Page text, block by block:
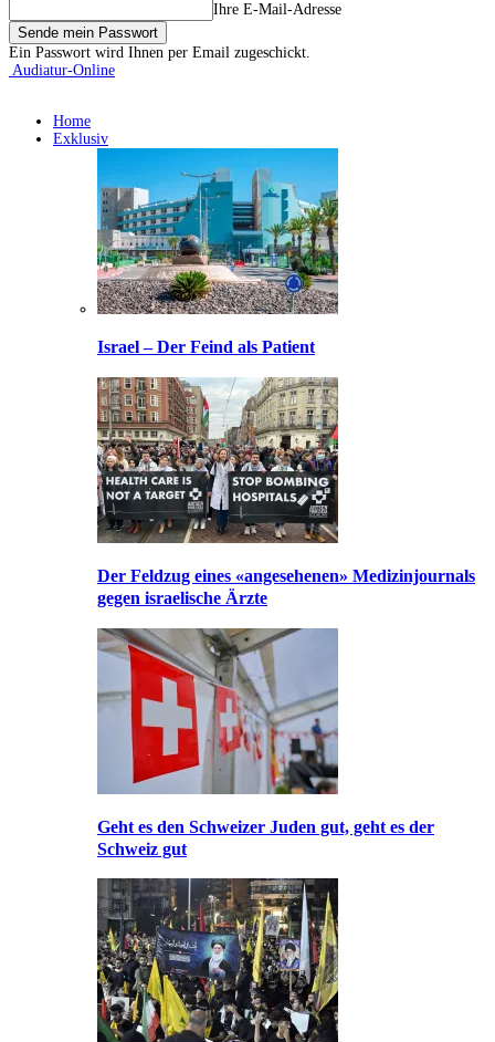
Ihre E-Mail-Adresse
Ein Passwort wird Ihnen per Email zugeschickt.
Audiatur-Online
Home
Exklusiv
Israel – Der Feind als Patient
Der Feldzug eines «angesehenen» Medizinjournals
gegen israelische Ärzte
Geht es den Schweizer Juden gut, geht es der
Schweiz gut